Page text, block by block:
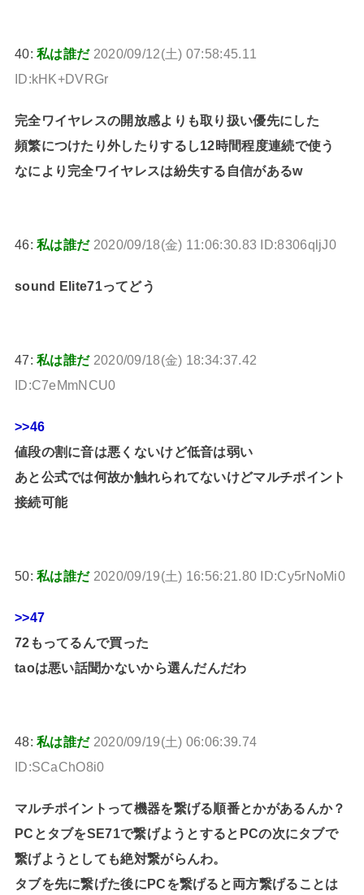
40:私は誰だ 2020/09/12(土) 07:58:45.11
ID:kHK+DVRGr
完全ワイヤレスの開放感よりも取り扱い優先にした
頻繁につけたり外したりするし12時間程度連続で使う
なにより完全ワイヤレスは紛失する自信があるw
46:私は誰だ 2020/09/18(金) 11:06:30.83 ID:8306qljJ0
sound Elite71ってどう
47:私は誰だ 2020/09/18(金) 18:34:37.42
ID:C7eMmNCU0
>>46
値段の割に音は悪くないけど低音は弱い
あと公式では何故か触れられてないけどマルチポイント
接続可能
50:私は誰だ 2020/09/19(土) 16:56:21.80 ID:Cy5rNoMi0
>>47
72もってるんで買った
taoは悪い話聞かないから選んだんだわ
48:私は誰だ 2020/09/19(土) 06:06:39.74
ID:SCaChO8i0
マルチポイントって機器を繋げる順番とかがあるんか？
PCとタブをSE71で繋げようとするとPCの次にタブで
繋げようとしても絶対繋がらんわ。
タブを先に繋げた後にPCを繋げると両方繋げることは